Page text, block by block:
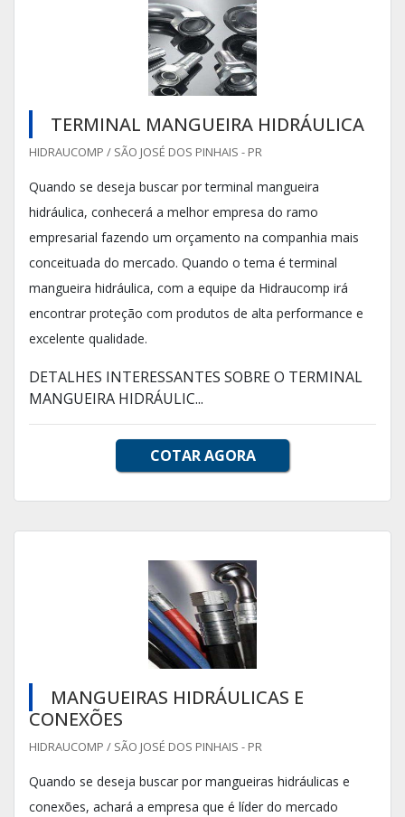
TERMINAL MANGUEIRA HIDRÁULICA
HIDRAUCOMP / SÃO JOSÉ DOS PINHAIS - PR
Quando se deseja buscar por terminal mangueira
hidráulica, conhecerá a melhor empresa do ramo
empresarial fazendo um orçamento na companhia mais
conceituada do mercado. Quando o tema é terminal
mangueira hidráulica, com a equipe da Hidraucomp irá
encontrar proteção com produtos de alta performance e
excelente qualidade.
DETALHES INTERESSANTES SOBRE O TERMINAL
MANGUEIRA HIDRÁULIC...
COTAR AGORA
MANGUEIRAS HIDRÁULICAS E
CONEXÕES
HIDRAUCOMP / SÃO JOSÉ DOS PINHAIS - PR
Quando se deseja buscar por mangueiras hidráulicas e
conexões, achará a empresa que é líder do mercado